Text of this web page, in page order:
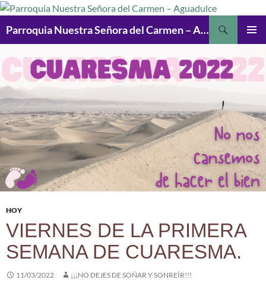
Saltar
contenido
Parroquia Nuestra Señora del Carmen – Aguadulce
HOY
VIERNES DE LA PRIMERA
SEMANA DE CUARESMA.
11/03/2022 ¡¡¡NO DEJES DE SOÑAR Y SONREÍR!!!